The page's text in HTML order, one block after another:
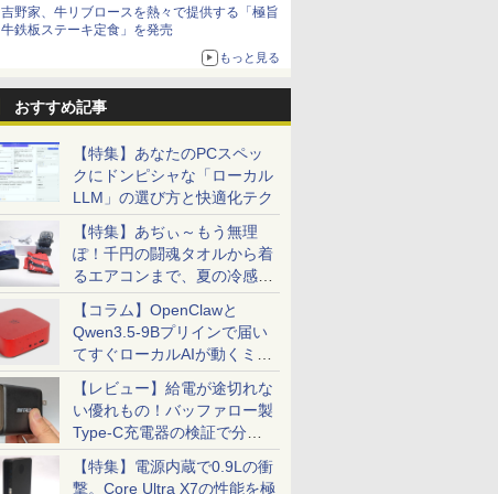
吉野家、牛リブロースを熱々で提供する「極旨
牛鉄板ステーキ定食」を発売
もっと見る
おすすめ記事
【特集】あなたのPCスペッ
クにドンピシャな「ローカル
LLM」の選び方と快適化テク
【特集】あぢぃ～もう無理
ぽ！千円の闘魂タオルから着
るエアコンまで、夏の冷感グ
ッズ一挙紹介
【コラム】OpenClawと
Qwen3.5-9Bプリインで届い
てすぐローカルAIが動くミニ
PC「SER9 Pro」
【レビュー】給電が途切れな
い優れもの！バッファロー製
Type-C充電器の検証で分か
ったこと
【特集】電源内蔵で0.9Lの衝
撃。Core Ultra X7の性能を極